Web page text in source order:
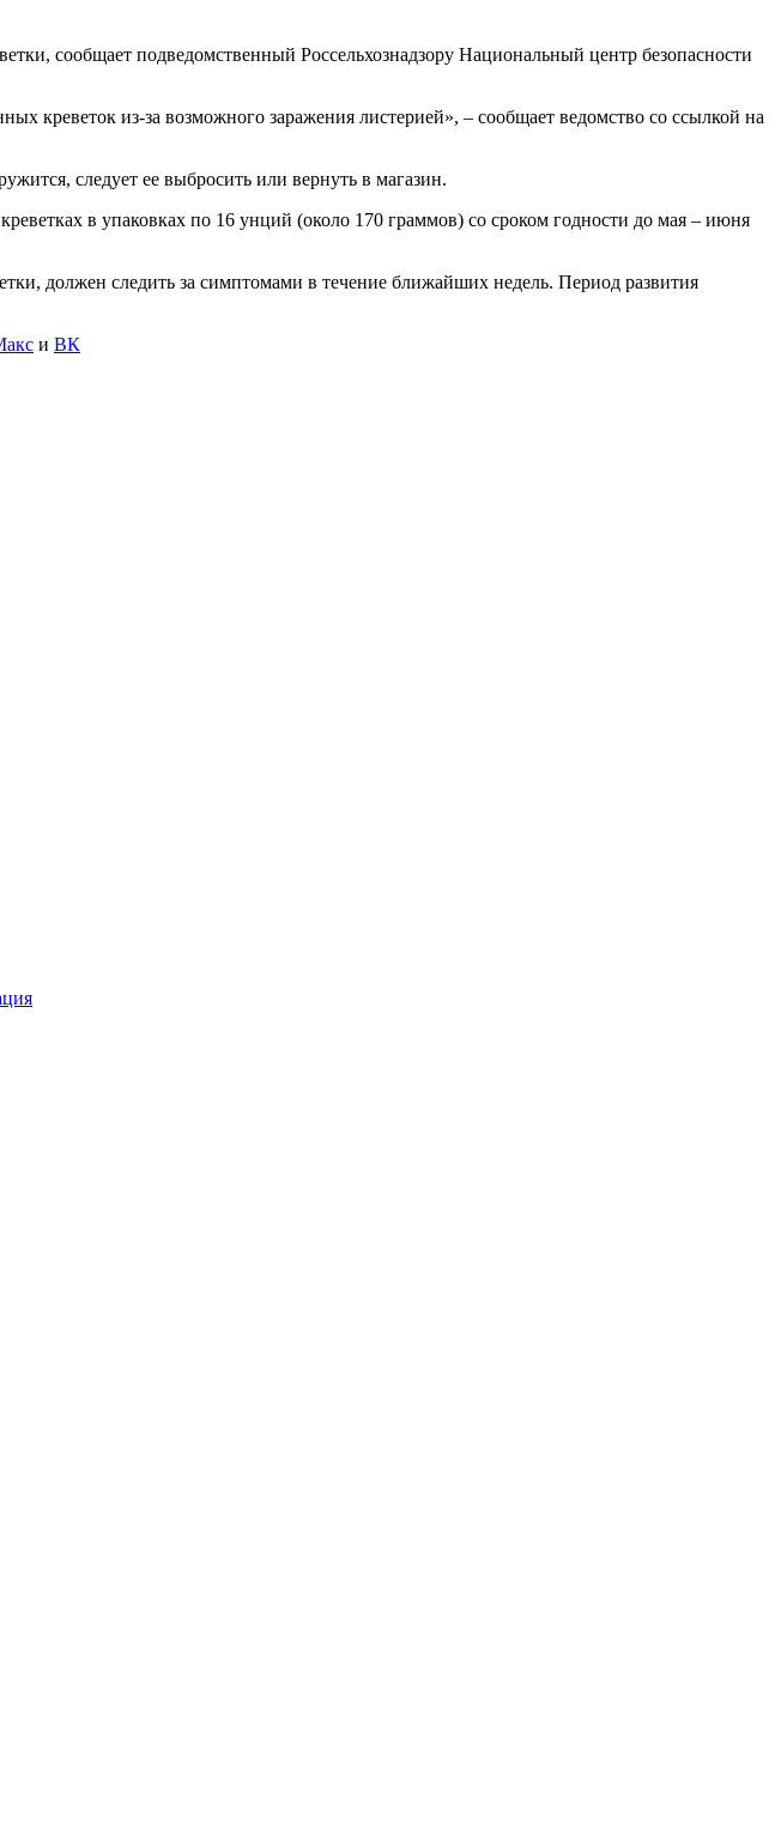
сообщает подведомственный Россельхознадзору Национальный центр безопасности
креветок из-за возможного заражения листерией», – сообщает ведомство со ссылкой на
следует ее выбросить или вернуть в магазин.
в упаковках по 16 унций (около 170 граммов) со сроком годности до мая – июня
должен следить за симптомами в течение ближайших недель. Период развития
и ВК